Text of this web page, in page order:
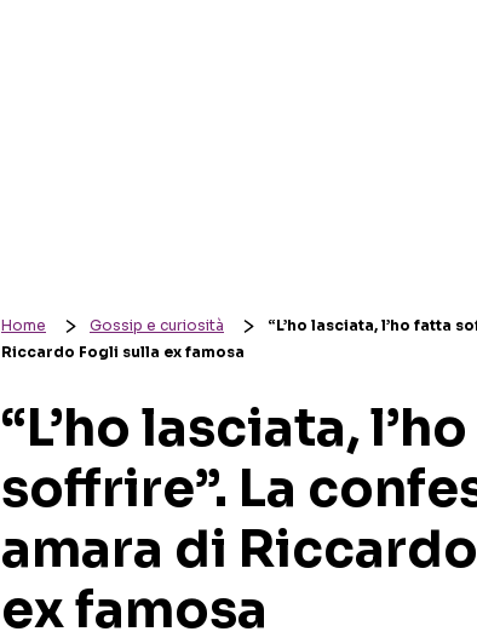
Home Gossip e curiosità
“L’ho lasciata, l’ho fatta
Riccardo Fogli sulla ex famosa
“L’ho lasciata,
soffrire”. La
amara di
ex famosa